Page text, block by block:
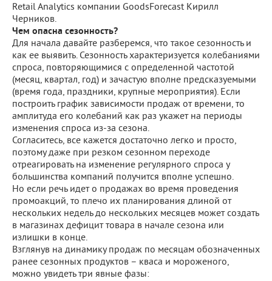
Retail Analytics компании GoodsForecast Кирилл
Черников.
Чем опасна сезонность?
Для начала давайте разберемся, что такое сезонность и
как ее выявить. Сезонность характеризуется колебаниями
спроса, повторяющимися с определенной частотой
(месяц, квартал, год) и зачастую вполне предсказуемыми
(время года, праздники, крупные мероприятия). Если
построить график зависимости продаж от времени, то
амплитуда его колебаний как раз укажет на периоды
изменения спроса из-за сезона.
Согласитесь, все кажется достаточно легко и просто,
поэтому даже при резком сезонном переходе
отреагировать на изменение регулярного спроса у
большинства компаний получится вполне успешно.
Но если речь идет о продажах во время проведения
промоакций, то плечо их планирования длиной от
нескольких недель до нескольких месяцев может создать
в магазинах дефицит товара в начале сезона или
излишки в конце.
Взглянув на динамику продаж по месяцам обозначенных
ранее сезонных продуктов – кваса и мороженого,
можно увидеть три явные фазы: